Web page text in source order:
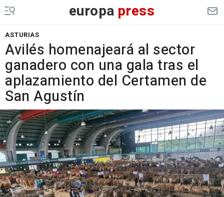
europa press
ASTURIAS
Avilés homenajeará al sector
ganadero con una gala tras el
aplazamiento del Certamen de
San Agustín